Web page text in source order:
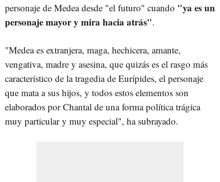
personaje de Medea desde "el futuro" cuando "ya es un
personaje mayor y mira hacia atrás".
"Medea es extranjera, maga, hechicera, amante,
vengativa, madre y asesina, que quizás es el rasgo más
característico de la tragedia de Eurípides, el personaje
que mata a sus hijos, y todos estos elementos son
elaborados por Chantal de una forma política trágica
muy particular y muy especial", ha subrayado.